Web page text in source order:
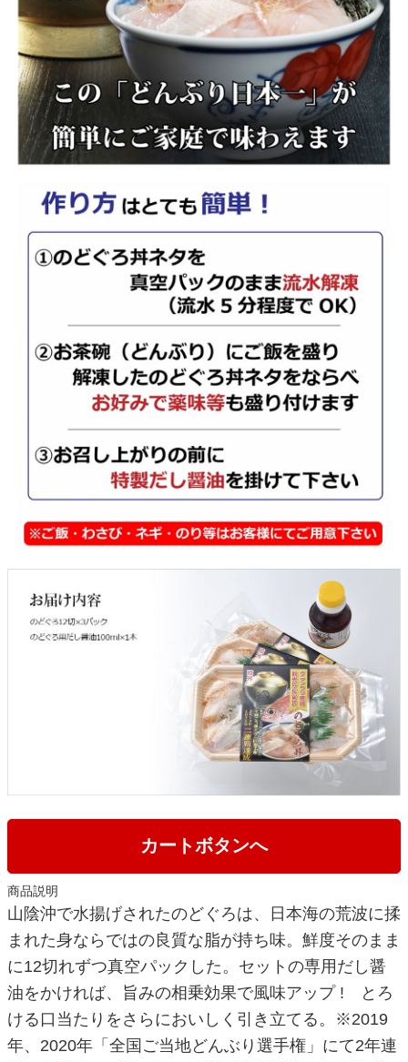
カートボタンへ
商品説明
山陰沖で水揚げされたのどぐろは、日本海の荒波に揉
まれた身ならではの良質な脂が持ち味。鮮度そのまま
に12切れずつ真空パックした。セットの専用だし醤
油をかければ、旨みの相乗効果で風味アップ ! とろ
ける口当たりをさらにおいしく引き立てる。※2019
年、2020年「全国ご当地どんぶり選手権」にて2年連